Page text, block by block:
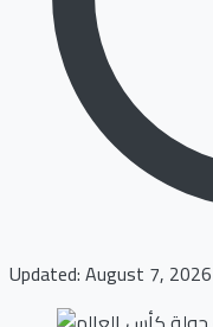
Updated: August 7, 2026